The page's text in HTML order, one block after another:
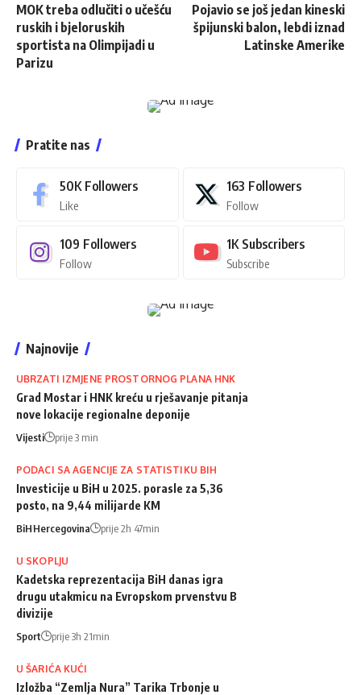
MOK treba odlučiti o učešću
ruskih i bjeloruskih
sportista na Olimpijadi u
Parizu
Pojavio se još jedan kineski
špijunski balon, lebdi iznad
Latinske Amerike
Pratite nas
50K Followers
Like
163 Followers
Follow
109 Followers
Follow
1K Subscribers
Subscribe
Najnovije
UBRZATI IZMJENE PROSTORNOG PLANA HNK
Grad Mostar i HNK kreću u rješavanje pitanja
nove lokacije regionalne deponije
Vijesti prije 3 min
PODACI SA AGENCIJE ZA STATISTIKU BIH
Investicije u BiH u 2025. porasle za 5,36
posto, na 9,44 milijarde KM
BiHHercegovina prije 2h 47min
U SKOPLJU
Kadetska reprezentacija BiH danas igra
drugu utakmicu na Evropskom prvenstvu B
divizije
Sport prije 3h 21min
U ŠARIĆA KUĆI
Izložba “Zemlja Nura” Tarika Trbonje u